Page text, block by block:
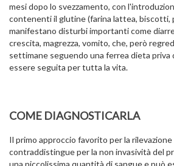
mesi dopo lo svezzamento, con
contenenti il glutine (farina lattea, biscotti,
manifestano disturbi importanti come
crescita, magrezza, vomito, che, però
settimane seguendo una ferrea dieta priva
essere seguita per tutta la vita.
COME DIAGNOSTICARLA
Il primo approccio favorito per la rilevazione
contraddistingue per la non invasività del
una piccolissima quantità di sangue e può